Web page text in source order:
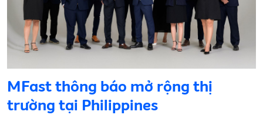
MFast thông báo mở rộng thị
trường tại Philippines